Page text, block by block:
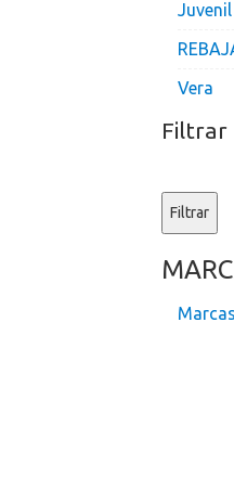
Vera
Filtrar
Filtrar
Marcas